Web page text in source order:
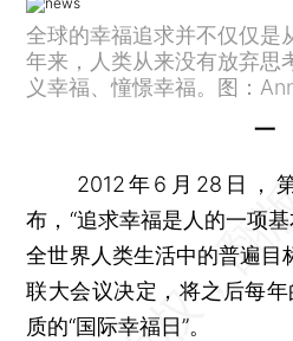
全球的幸福追求并不仅仅是
年来，人类从来没有放弃思
义幸福、憧憬幸福。图：
一
2012年6月28日，第
布，“追求幸福是人的一项
全世界人类生活中的普遍目
联大会议决定，将之后每
质的“国际幸福日”。